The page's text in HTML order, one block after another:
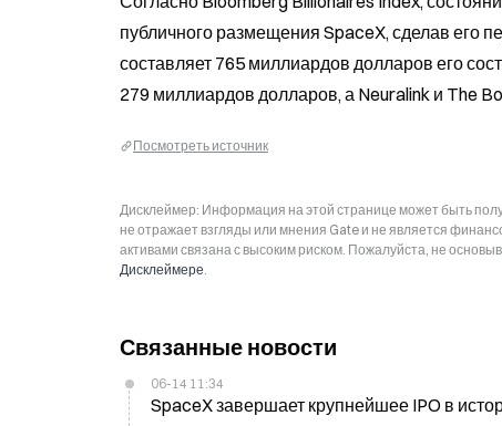
публичного размещения SpaceX, сделав его
составляет 765 миллиардов долларов его
279 миллиардов долларов, а Neuralink и The
Посмотреть источник
Дисклеймер: Информация на этой странице может быть
не отражает взгляды или мнения Gate и не является
активами связана с высоким риском. Пожалуйста, не
Дисклеймере.
Связанные новости
06-14 11:34
SpaceX завершает крупнейшее IPO в